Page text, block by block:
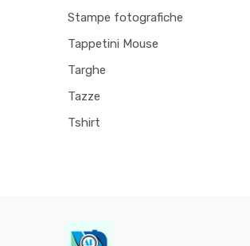
Stampe fotografiche
Tappetini Mouse
Targhe
Tazze
Tshirt